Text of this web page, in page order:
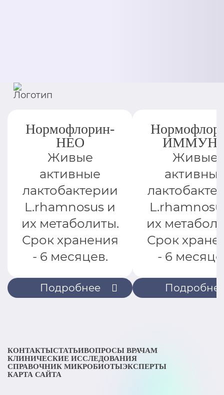
Подробнее
Нормофлорин-
НЕО
Живые
активные
лактобактерии
L.rhamnosus и
их метаболиты.
Срок хранения
- 6 месяцев.
Живые
их
Срок
- 6
КОНТАКТЫСТАТЬИВОПРОСЫ ВРАЧАМ
КЛИНИЧЕСКИЕ ИССЛЕДОВАНИЯ
СПРАВОЧНИК МИКРОБИОТЫЭКСПЕРТЫ
КАРТА САЙТА